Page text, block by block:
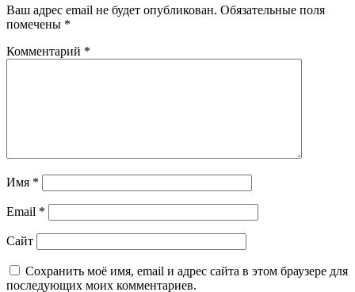
Ваш адрес email не будет опубликован. Обязательные поля
помечены *
Комментарий *
Имя *
Email *
Сайт
Сохранить моё имя, email и адрес сайта в этом браузере для
последующих моих комментариев.